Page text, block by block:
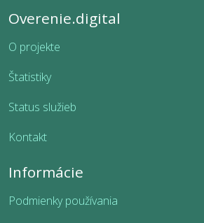
Overenie.digital
O projekte
Štatistiky
Status služieb
Kontakt
Informácie
Podmienky používania